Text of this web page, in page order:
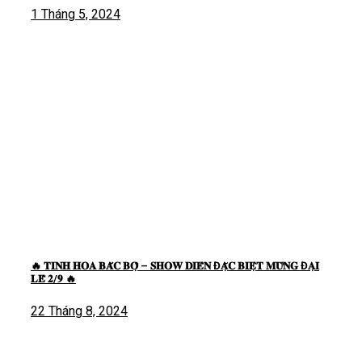
1 Tháng 5, 2024
🔥 𝐓𝐈𝐍𝐇 𝐇𝐎𝐀 𝐁𝐀̆́𝐂 𝐁𝐎̣̂ – 𝐒𝐇𝐎𝐖 𝐃𝐈𝐄̂̃𝐍 Đ𝐀̣̆𝐂 𝐁𝐈𝐄̣̂𝐓 𝐌𝐔̛̀𝐍𝐆 Đ𝐀̣𝐈
𝐋𝐄̂̃ 𝟐/𝟗 🔥
22 Tháng 8, 2024